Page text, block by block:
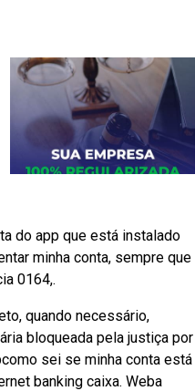
do app que está instalado
minha conta, sempre que
0164,.
quando necessário,
bloqueada pela justiça por
sei se minha conta está
banking caixa. Weba